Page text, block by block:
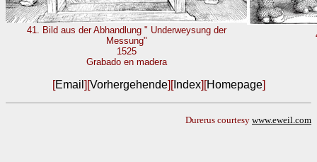
41. Bild aus der Abhandlung " Underweysung der
Messung"
1525
Grabado en madera
[Email ][Vorhergehende][Index][Homepage]
Durerus courtesy www.eweil.com